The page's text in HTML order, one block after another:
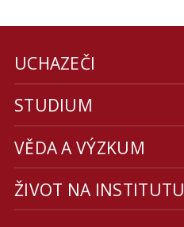
UCHAZEČI
STUDIUM
VĚDA A VÝZKUM
ŽIVOT NA INSTITUTU